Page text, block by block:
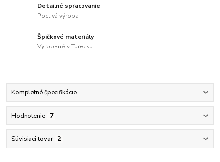
Detailné spracovanie
Poctivá výroba
Špičkové materiály
Vyrobené v Turecku
Kompletné špecifikácie
Hodnotenie 7
Súvisiaci tovar 2